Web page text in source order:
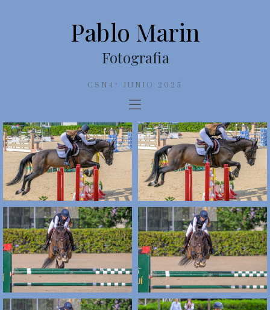
Pablo Marin
Fotografia
CSN4* JUNIO 2025